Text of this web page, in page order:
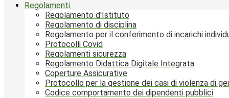
Regolamenti
Regolamento d'Istituto
Regolamento di disciplina
Regolamento per il conferimento di incarichi
Protocolli Covid
Regolamenti sicurezza
Regolamento Didattica Digitale Integrata
Coperture Assicurative
Protocollo per la gestione dei casi di violenza di
Codice comportamento dei dipendenti pubblici